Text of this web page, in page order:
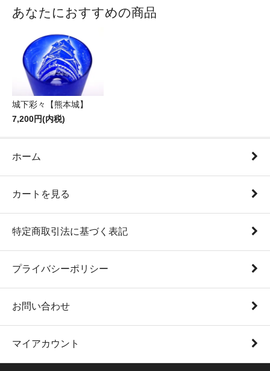
あなたにおすすめの商品
城下彩々【熊本城】
7,200円(内税)
ホーム
カートを見る
特定商取引法に基づく表記
プライバシーポリシー
お問い合わせ
マイアカウント